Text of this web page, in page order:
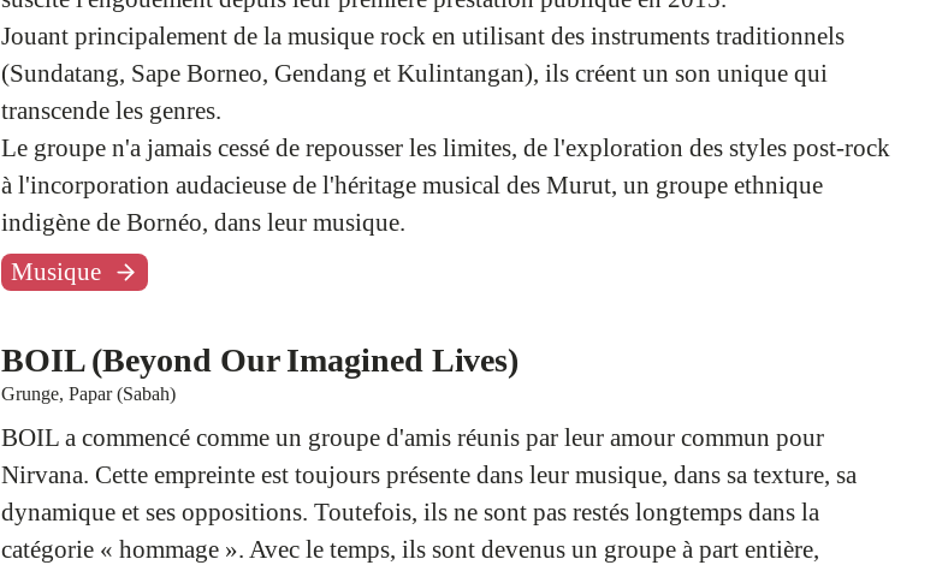
Jouant principalement de la musique rock en utilisant des instruments traditionnels
(Sundatang, Sape Borneo, Gendang et Kulintangan), ils créent un son unique qui
transcende les genres.
Le groupe n'a jamais cessé de repousser les limites, de l'exploration des styles post-rock
à l'incorporation audacieuse de l'héritage musical des Murut, un groupe ethnique
indigène de Bornéo, dans leur musique.
Musique
BOIL (Beyond Our Imagined Lives)
Grunge, Papar (Sabah)
BOIL a commencé comme un groupe d'amis réunis par leur amour commun pour
Nirvana. Cette empreinte est toujours présente dans leur musique, dans sa texture, sa
dynamique et ses oppositions. Toutefois, ils ne sont pas restés longtemps dans la
catégorie « hommage ». Avec le temps, ils sont devenus un groupe à part entière,